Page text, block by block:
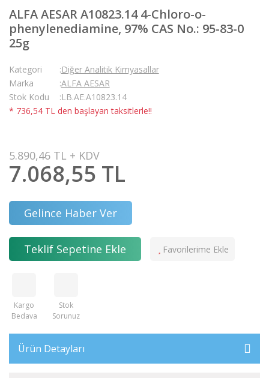
ALFA AESAR A10823.14 4-Chloro-o-
phenylenediamine, 97% CAS No.: 95-83-0
25g
Kategori
Diğer Analitik Kimyasallar
Marka
ALFA AESAR
Stok Kodu
LB.AE.A10823.14
* 736,54 TL den başlayan taksitlerle!!
5.890,46 TL + KDV
7.068,55 TL
Gelince Haber Ver
Teklif Sepetine Ekle
Kargo
Bedava
Stok
Sorunuz
Ürün Detayları